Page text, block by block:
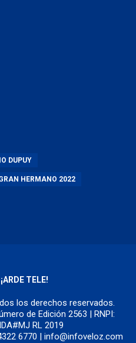
DUPUY
HERMANO 2022
¡ARDE TELE!
los derechos reservados.
de Edición 2563 | RNPI:
RL 2019
6770 | info@infoveloz.com